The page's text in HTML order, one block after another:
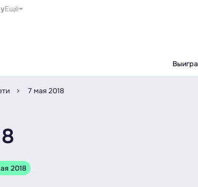
Ещё
7 мая 2018
2018